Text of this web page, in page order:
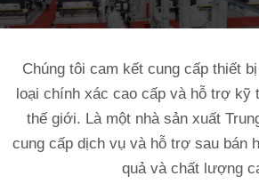
Chúng tôi cam kết cung cấp thiết
loại chính xác cao cấp và hỗ trợ kỹ
thế giới. Là một nhà sản xuất
cung cấp dịch vụ và hỗ trợ sau bán
quả và chất lượng